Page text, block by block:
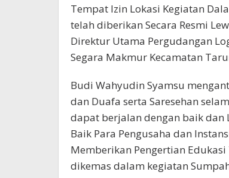
Tempat Izin Lokasi Kegiatan
telah diberikan Secara Resmi
Direktur Utama Pergudangan
Segara Makmur Kecamatan
Budi Wahyudin Syamsu
dan Duafa serta Saresehan
dapat berjalan dengan baik dan
Baik Para Pengusaha dan
Memberikan Pengertian
dikemas dalam kegiatan